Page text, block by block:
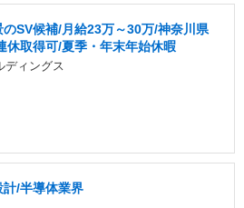
SV候補/月給23万～30万/神奈川県
休取得可/夏季・年末年始休暇
ディングス
計/半導体業界